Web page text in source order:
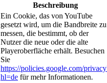
Beschreibung
Ein Cookie, das von YouTube
gesetzt wird, um die Bandbreite zu
messen, die bestimmt, ob der
Nutzer die neue oder die alte
Playeroberfläche erhält. Besuchen
Sie
https://policies.google.com/
hl=de für mehr Informationen.